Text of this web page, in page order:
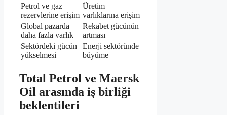
Petrol ve gaz
rezervlerine erişim
Üretim
varlıklarına erişim
Global pazarda
daha fazla varlık
Rekabet gücünün
artması
Sektördeki gücün
yükselmesi
Enerji sektöründe
büyüme
Total Petrol ve Maersk
Oil arasında iş birliği
beklentileri